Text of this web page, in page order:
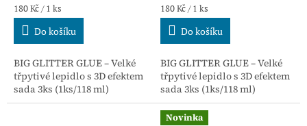
Měrná
cena:
180 Kč / 1 ks
Do košíku
BIG GLITTER GLUE – Velké
třpytivé lepidlo s 3D efektem
sada 3ks (1ks/118 ml)
Měrná
cena:
180 Kč / 1 ks
Do košíku
BIG GLITTER GLUE – Velké
třpytivé lepidlo s 3D efektem
sada 3ks (1ks/118 ml)
Novinka